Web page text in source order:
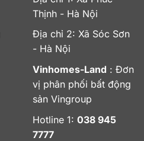
Thịnh - Hà Nội
Địa chỉ 2: Xã Sóc Sơn
- Hà Nội
Vinhomes-Land : Đơn
vị phân phối bất động
sản Vingroup
Hotline 1: 038 945
7777